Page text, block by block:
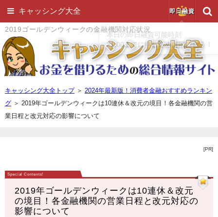
キャッシング大全 即日融資
2019ゴールデンウィークの金融機関対応状況
キャッシング大全トップ＞ 2024年最新版！消費者金融おすすめランキン
グ ＞ 2019年ゴールデンウィークは10連休＆改元の境目！各金融機関の営
業日程と改元対応の影響について
[PR]
2019年ゴールデンウィークは10連休＆改元
の境目！各金融機関の営業日程と改元対応の
影響について